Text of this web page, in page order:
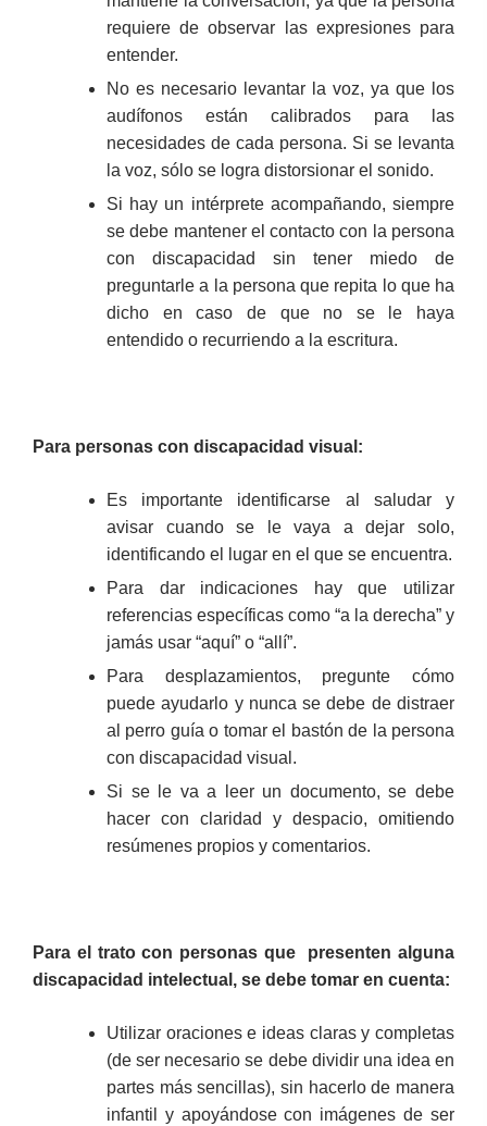
requiere de observar las expresiones para
entender.
No es necesario levantar la voz, ya que los
audífonos están calibrados para las
necesidades de cada persona. Si se levanta
la voz, sólo se logra distorsionar el sonido.
Si hay un intérprete acompañando, siempre
se debe mantener el contacto con la persona
con discapacidad sin tener miedo de
preguntarle a la persona que repita lo que ha
dicho en caso de que no se le haya
entendido o recurriendo a la escritura.
Para personas con discapacidad visual:
Es importante identificarse al saludar y
avisar cuando se le vaya a dejar solo,
identificando el lugar en el que se encuentra.
Para dar indicaciones hay que utilizar
referencias específicas como “a la derecha” y
jamás usar “aquí” o “allí”.
Para desplazamientos, pregunte cómo
puede ayudarlo y nunca se debe de distraer
al perro guía o tomar el bastón de la persona
con discapacidad visual.
Si se le va a leer un documento, se debe
hacer con claridad y despacio, omitiendo
resúmenes propios y comentarios.
Para el trato con personas que presenten alguna
discapacidad intelectual, se debe tomar en cuenta:
Utilizar oraciones e ideas claras y completas
(de ser necesario se debe dividir una idea en
partes más sencillas), sin hacerlo de manera
infantil y apoyándose con imágenes de ser